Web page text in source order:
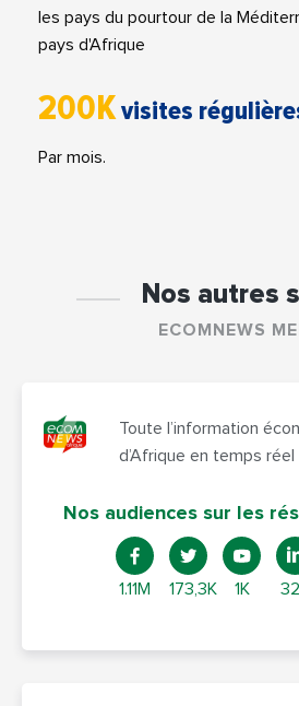
les pays du pourtour de la
pays d'Afrique
200Kvisites
Par mois.
Nos autres
ECOMNEWS
Toute l’information
d’Afrique en temps réel
Nos audiences sur les
1.11M 173,3K 1K